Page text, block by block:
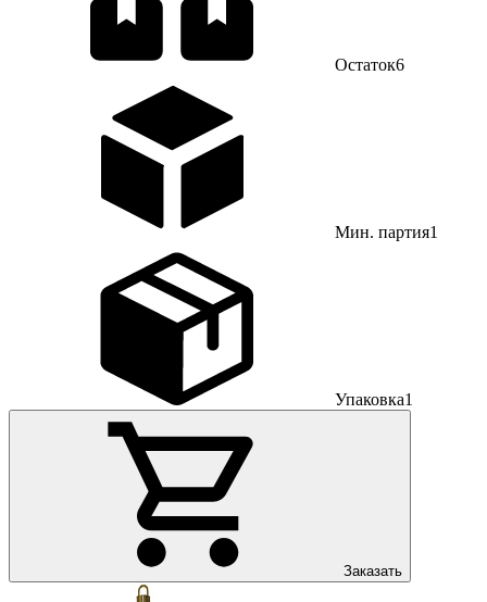
Остаток6
Мин. партия1
Упаковка1
Заказать